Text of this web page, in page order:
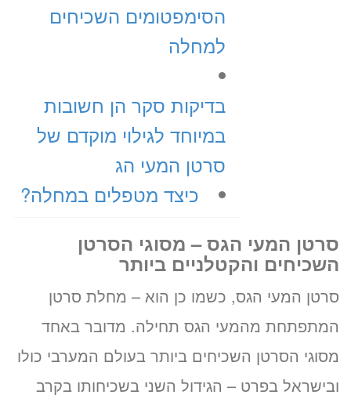
הסימפטומים השכיחים
למחלה
בדיקות סקר הן חשובות
במיוחד לגילוי מוקדם של
סרטן המעי הג
כיצד מטפלים במחלה?
סרטן המעי הגס – מסוגי הסרטן
השכיחים והקטלניים ביותר
סרטן המעי הגס, כשמו כן הוא – מחלת סרטן
המתפתחת מהמעי הגס תחילה. מדובר באחד
מסוגי הסרטן השכיחים ביותר בעולם המערבי כולו
ובישראל בפרט – הגידול השני בשכיחותו בקרב